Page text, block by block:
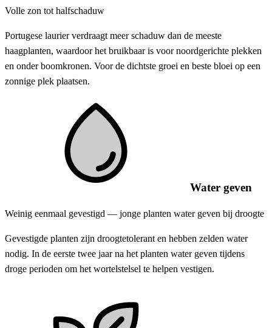
Volle zon tot halfschaduw
Portugese laurier verdraagt meer schaduw dan de meeste
haagplanten, waardoor het bruikbaar is voor noordgerichte plekken
en onder boomkronen. Voor de dichtste groei en beste bloei op een
zonnige plek plaatsen.
Water geven
Weinig eenmaal gevestigd — jonge planten water geven bij droogte
Gevestigde planten zijn droogtetolerant en hebben zelden water
nodig. In de eerste twee jaar na het planten water geven tijdens
droge perioden om het wortelstelsel te helpen vestigen.